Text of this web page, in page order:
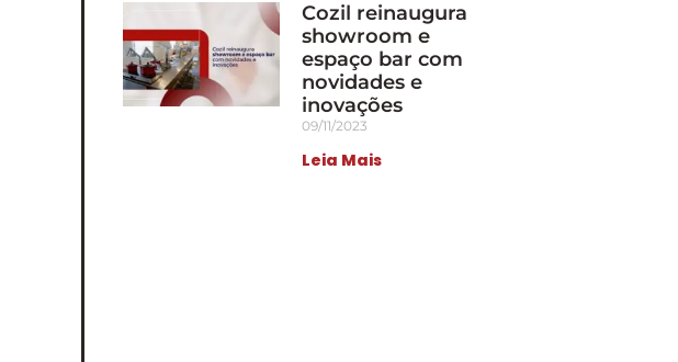
Cozil reinaugura
showroom e
espaço bar com
novidades e
inovações
09/11/2023
Leia Mais